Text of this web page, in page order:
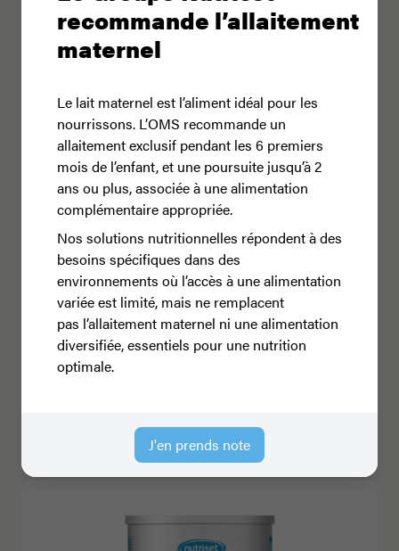
l'emploi, en ambulatoire avec visites médicales
régulières
traitement de la MAS, selon le protocole de l’OMS
recommande l’allaitement
maternel
Le lait maternel est l’aliment idéal pour les
nourrissons. L’OMS recommande un
allaitement exclusif pendant les 6 premiers
mois de l’enfant, et une poursuite jusqu’à 2
ans ou plus, associée à une alimentation
complémentaire appropriée.
Nos solutions nutritionnelles répondent à des
besoins spécifiques dans des
environnements où l’accès à une alimentation
variée est limité, mais ne remplacent
pas l’allaitement maternel ni une alimentation
diversifiée, essentiels pour une nutrition
optimale.
J'en prends note